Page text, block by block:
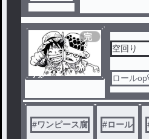
【短編】
ようです
※他のサ
ノベ
完
結
空回り
ロール
#ワンピース腐 #ロール